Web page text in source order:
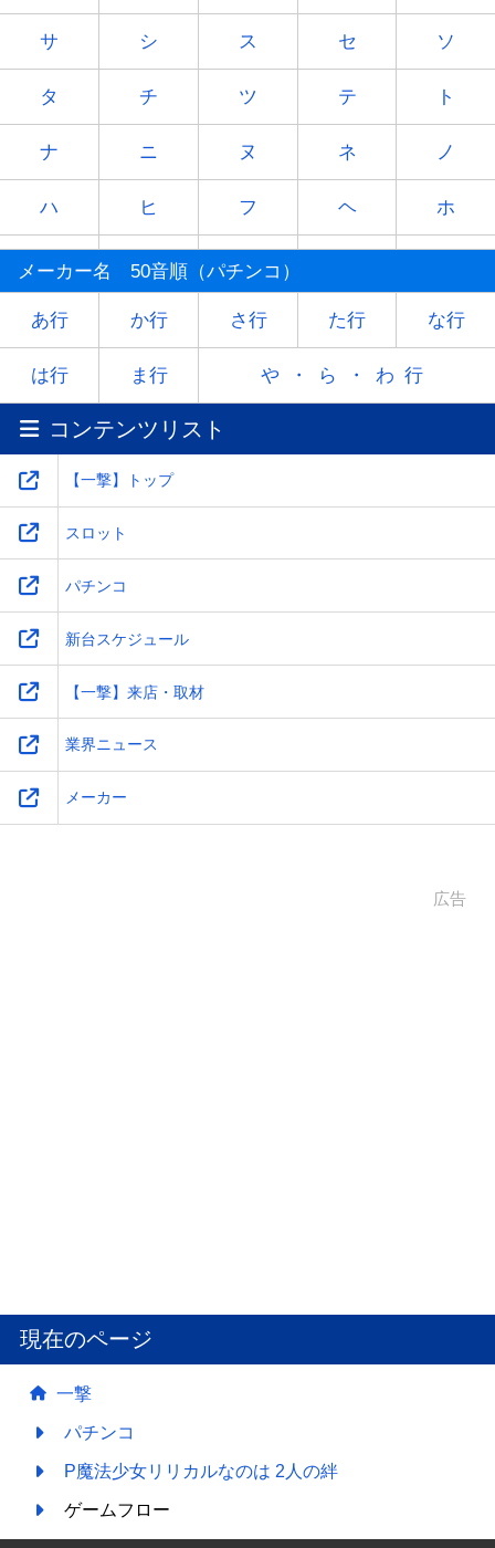
サ シ ス セ ソ
タ チ ツ テ ト
ナ ニ ヌ ネ ノ
ハ ヒ フ ヘ ホ
マ ミ ム
ヤ - ユ - ヨ
ラ リ レ
ワ -
メーカー名 50音順（パチンコ）
あ行 か行 さ行 た行 な行
は行 ま行 や・ら・わ行
コンテンツリスト
【一撃】トップ
スロット
パチンコ
新台スケジュール
【一撃】来店・取材
業界ニュース
メーカー
広告
現在のページ
一撃
パチンコ
P魔法少女リリカルなのは 2人の絆
ゲームフロー